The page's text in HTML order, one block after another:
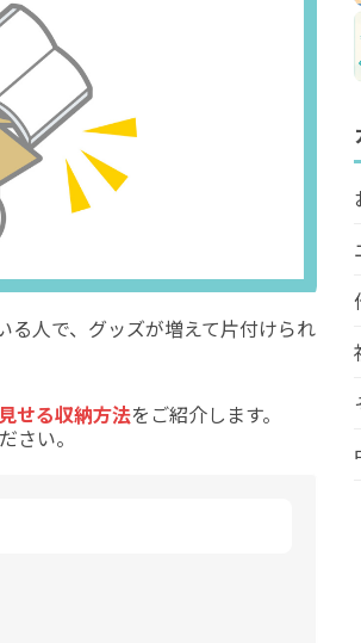
る人で、グッズが増えて片付けられ
せる収納方法をご紹介します。
さい。